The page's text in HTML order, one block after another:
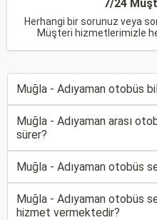
7/24
Herhangi bir sorunuz veya
Müşteri hizmetlerimizle
Muğla - Adıyaman otobüs
Muğla - Adıyaman arası
sürer?
Muğla - Adıyaman otobüs
Muğla - Adıyaman otobüs
hizmet vermektedir?